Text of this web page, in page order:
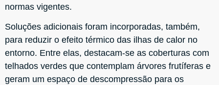
normas vigentes.
Soluções adicionais foram incorporadas, também,
para reduzir o efeito térmico das ilhas de calor no
entorno. Entre elas, destacam-se as coberturas com
telhados verdes que contemplam árvores frutíferas e
geram um espaço de descompressão para os